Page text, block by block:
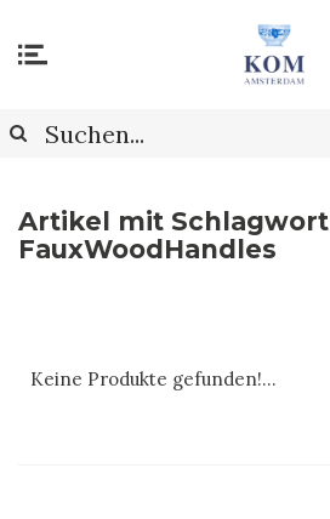
Artikel mit Schlagwort
FauxWoodHandles
Keine Produkte gefunden!...